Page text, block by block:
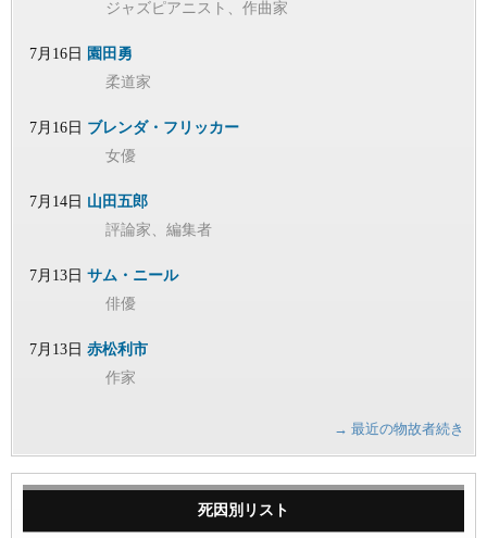
ジャズピアニスト、作曲家
7月16日 園田勇
柔道家
7月16日 ブレンダ・フリッカー
女優
7月14日 山田五郎
評論家、編集者
7月13日 サム・ニール
俳優
7月13日 赤松利市
作家
→ 最近の物故者続き
死因別リスト